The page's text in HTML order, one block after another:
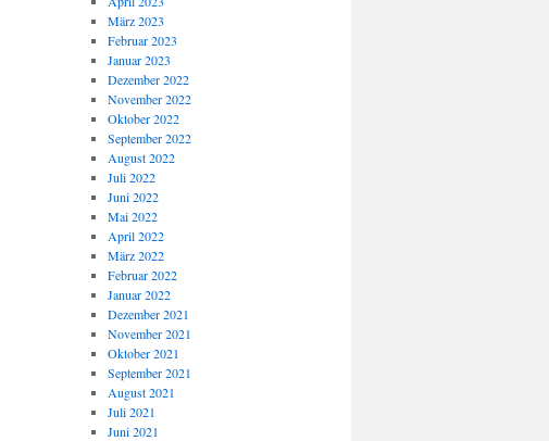
März 2023
Februar 2023
Januar 2023
Dezember 2022
November 2022
Oktober 2022
September 2022
August 2022
Juli 2022
Juni 2022
Mai 2022
April 2022
März 2022
Februar 2022
Januar 2022
Dezember 2021
November 2021
Oktober 2021
September 2021
August 2021
Juli 2021
Juni 2021